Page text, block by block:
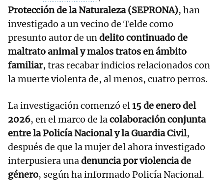
Protección de la Naturaleza (SEPRONA), han
investigado a un vecino de Telde como
presunto autor de undelito continuado de
maltrato animal y malos tratos en ámbito
familiar, tras recabar indicios relacionados con
la muerte violenta de, al menos, cuatro perros.
La investigación comenzó el15 de enero del
2026, en el marco de lacolaboración conjunta
entre la Policía Nacional y la Guardia Civil,
después de que la mujer del ahora investigado
interpusiera unadenuncia por violencia de
género, según ha informado Policía Nacional.